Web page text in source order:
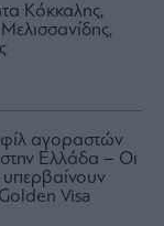
Κόκκαλης,
αγοραστών
Ελλάδα – Οι
Visa